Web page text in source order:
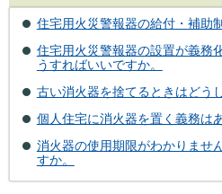
住宅用火災警報器の給付・補助
住宅用火災警報器の設置が義務
うすればいいですか。
古い消火器を捨てるときはどう
個人住宅に消火器を置く義務は
消火器の使用期限がわかりませ
すか。